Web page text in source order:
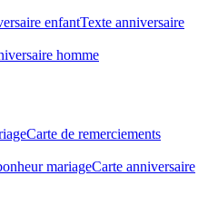
enfantTexte anniversaire
homme
Carte de remerciements
mariageCarte anniversaire